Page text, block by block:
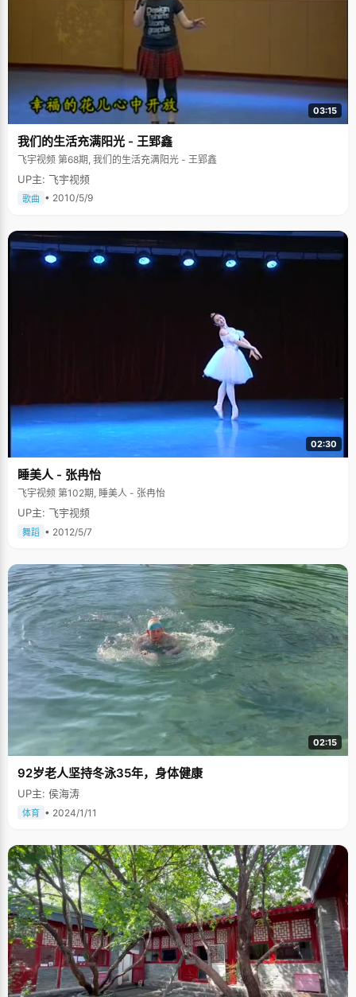
03:15
我们的生活充满阳光 - 王郢鑫
飞宇视频 第68期, 我们的生活充满阳光 - 王郢鑫
UP主: 飞宇视频
歌曲 • 2010/5/9
02:30
睡美人 - 张冉怡
飞宇视频 第102期, 睡美人 - 张冉怡
UP主: 飞宇视频
舞蹈 • 2012/5/7
02:15
92岁老人坚持冬泳35年，身体健康
UP主: 侯海涛
体育 • 2024/1/11